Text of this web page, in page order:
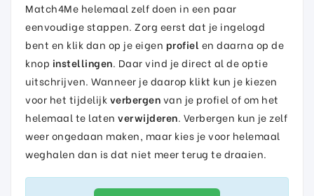
Match4Me helemaal zelf doen in een paar
eenvoudige stappen. Zorg eerst dat je ingelogd
bent en klik dan op je eigen profielen daarna op de
knop instellingen. Daar vind je direct al de optie
uitschrijven. Wanneer je daarop klikt kun je kiezen
voor het tijdelijkverbergenvan je profiel of om het
helemaal te laten verwijderen. Verbergen kun je zelf
weer ongedaan maken, maar kies je voor helemaal
weghalen dan is dat niet meer terug te draaien.